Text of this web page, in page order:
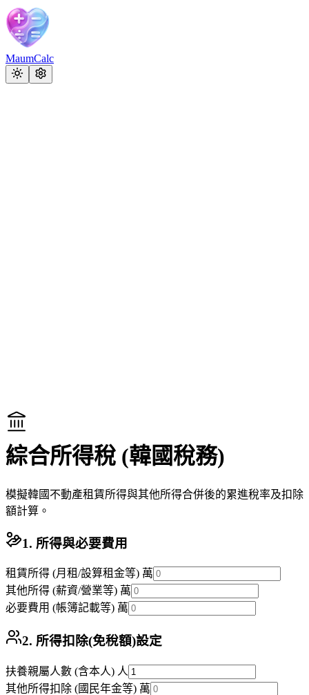
MaumCalc
綜合所得稅 (韓國稅務)
模擬韓國不動產租賃所得與其他所得合併後的累進稅率及扣除
額計算。
1. 所得與必要費用
租賃所得 (月租/設算租金等) 萬
其他所得 (薪資/營業等) 萬
必要費用 (帳簿記載等) 萬
2. 所得扣除(免稅額)設定
扶養親屬人數 (含本人) 人
其他所得扣除 (國民年金等) 萬